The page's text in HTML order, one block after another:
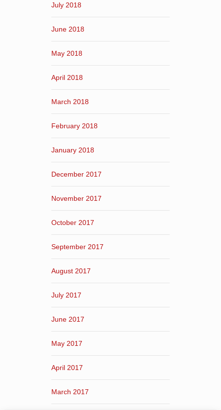
July 2018
June 2018
May 2018
April 2018
March 2018
February 2018
January 2018
December 2017
November 2017
October 2017
September 2017
August 2017
July 2017
June 2017
May 2017
April 2017
March 2017